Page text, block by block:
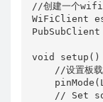
//创建一个
WiFiClient
void setup()
//设置板
// Set